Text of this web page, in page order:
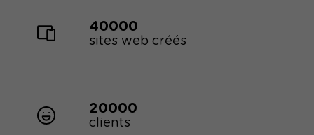
40000
sites web créés
20000
clients